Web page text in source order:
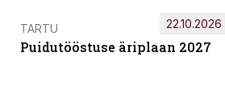
TARTU
Puidutööstuse äriplaan 2027
22.10.2026